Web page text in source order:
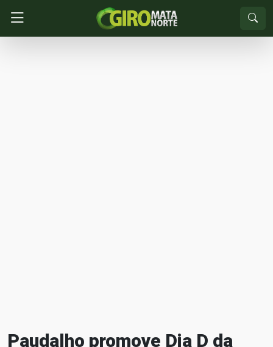
Paudalho promove Dia D da